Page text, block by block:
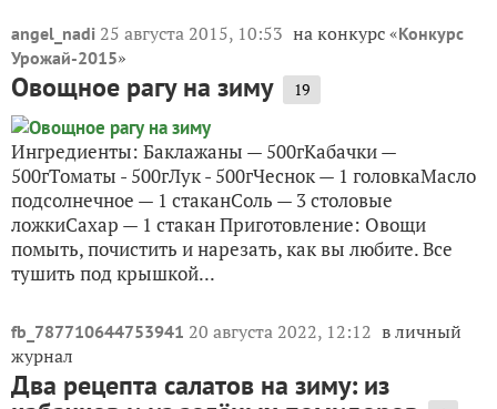
angel_nadi 25 августа 2015, 10:53 на конкурс «Конкурс
Урожай-2015»
Овощное рагу на зиму 19
Ингредиенты: Баклажаны — 500гКабачки —
500гТоматы - 500гЛук - 500гЧеснок — 1 головкаМасло
подсолнечное — 1 стаканСоль — 3 столовые
ложкиСахар — 1 стакан Приготовление: Овощи
помыть, почистить и нарезать, как вы любите. Все
тушить под крышкой...
fb_787710644753941 20 августа 2022, 12:12 в личный
журнал
Два рецепта салатов на зиму: из